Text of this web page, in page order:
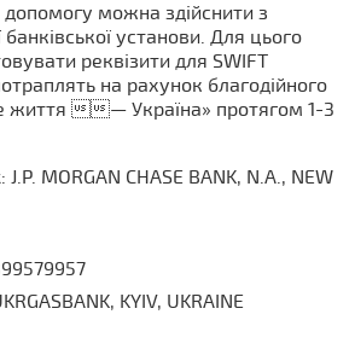
можна здійснити з
установи. Для цього
реквізити для SWIFT
на рахунок благодійного
життя — Україна» протягом 1-3
: J.P. MORGAN CHASE BANK, N.A., NEW
KYIV, UKRAINE